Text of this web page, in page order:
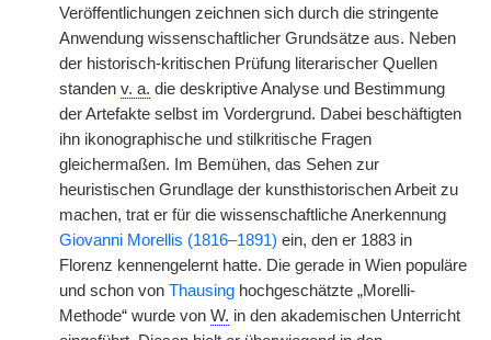
Veröffentlichungen zeichnen sich durch die stringente
Anwendung wissenschaftlicher Grundsätze aus. Neben
der historisch-kritischen Prüfung literarischer Quellen
standen v. a. die deskriptive Analyse und Bestimmung
der Artefakte selbst im Vordergrund. Dabei beschäftigten
ihn ikonographische und stilkritische Fragen
gleichermaßen. Im Bemühen, das Sehen zur
heuristischen Grundlage der kunsthistorischen Arbeit zu
machen, trat er für die wissenschaftliche Anerkennung
Giovanni Morellis (1816–1891) ein, den er 1883 in
Florenz kennengelernt hatte. Die gerade in Wien populäre
und schon von Thausing hochgeschätzte „Morelli-
Methode“ wurde von W. in den akademischen Unterricht